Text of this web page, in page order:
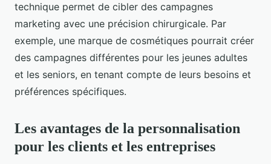
technique permet de cibler des campagnes
marketing avec une précision chirurgicale. Par
exemple, une marque de cosmétiques pourrait créer
des campagnes différentes pour les jeunes adultes
et les seniors, en tenant compte de leurs besoins et
préférences spécifiques.
Les avantages de la personnalisation
pour les clients et les entreprises